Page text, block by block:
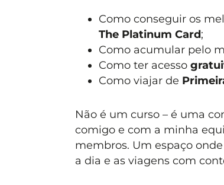
Como conseguir os
The Platinum Card;
Como acumular pelo
Como ter acesso
Como viajar de
Não é um curso – é uma
comigo e com a minha
membros. Um espaço
a dia e as viagens com